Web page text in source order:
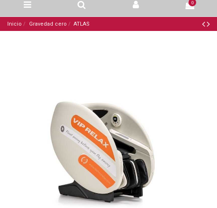
0
Inicio Gravedad cero ATLAS